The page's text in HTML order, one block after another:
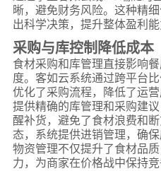
晰，避免财务风险。这种精
出科学决策，提升整体盈利能
采购与库控制降低成本
食材采购和库管理直接影响
度。客如云系统通过跨平台
优化了采购流程，降低了运
提供精确的库管理和采购建
醒补货，避免了食材浪费和
态，系统提供进销管理，确
物资管理不仅提升了食材品
力，为商家在价格战中保持竞